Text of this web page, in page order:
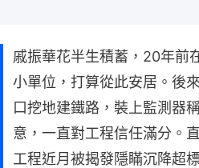
戚振華花半生積蓄，20年前
小單位，打算從此安居。後
口挖地建鐵路，裝上監測器
意，一直對工程信任滿分。
工程近月被揭發隱瞞沉降超